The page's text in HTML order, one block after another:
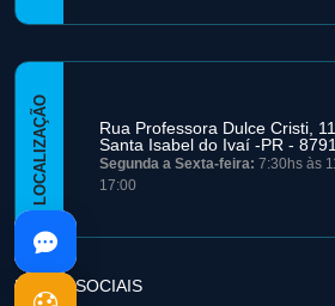
LOCALIZAÇÃO
Rua Professora Dulce Cristi,
Santa Isabel do Ivaí -PR -
Segunda a Sexta-feira: 7:30hs às
17:00
REDES SOCIAIS